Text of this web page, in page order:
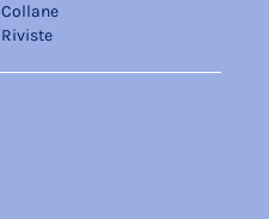
Collane
Riviste